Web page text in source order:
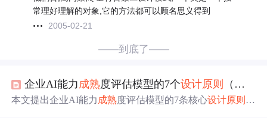
常理好理解的对象,它的方法都可以顾名思义得到
2005-02-21
——到底了——
企业AI能力成熟度评估模型的7个设计原则 （架构师总结）
本文提出企业AI能力 成熟度评估模型的7条核心设计原则 ：